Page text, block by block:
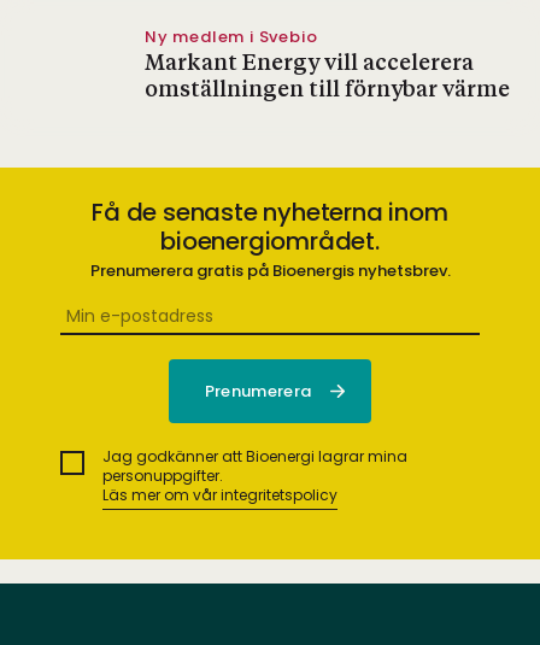
Ny medlem i Svebio
Markant Energy vill accelerera
omställningen till förnybar värme
Få de senaste nyheterna inom
bioenergiområdet.
Prenumerera gratis på Bioenergis nyhetsbrev.
Jag godkänner att Bioenergi lagrar mina
personuppgifter.
Läs mer om vår integritetspolicy